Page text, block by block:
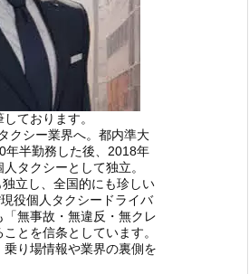
ております。
クシー業界へ。都内準大
年半勤務した後、2018年
タクシーとして独立。
立し、全国的にも珍しい
役個人タクシードライバ
無事故・無違反・無クレ
とを信条としています。
り場情報や業界の裏側を